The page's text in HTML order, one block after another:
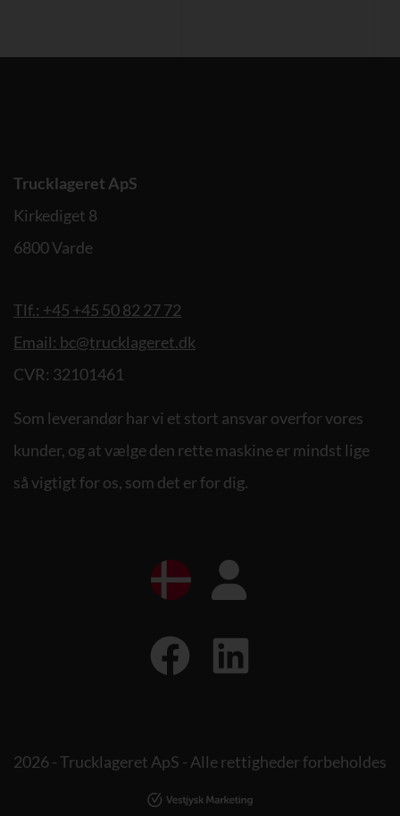
Trucklageret ApS
Kirkediget 8
6800 Varde
Tlf.: +45 +45 50 82 27 72
Email: bc@trucklageret.dk
CVR: 32101461
Som leverandør har vi et stort ansvar overfor vores
kunder, og at vælge den rette maskine er mindst lige
så vigtigt for os, som det er for dig.
2026 - Trucklageret ApS - Alle rettigheder forbeholdes